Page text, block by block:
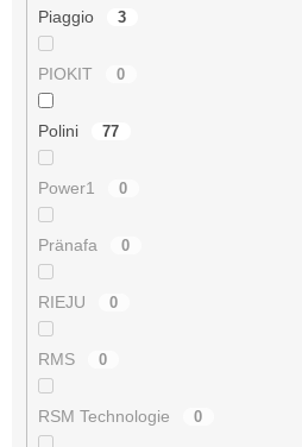
Piaggio 3
PIOKIT 0
Polini 77
Power1 0
Pränafa 0
RIEJU 0
RMS 0
RSM Technologie 0